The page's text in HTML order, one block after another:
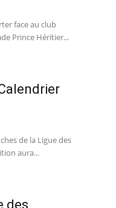
face au club
Prince Héritier...
de la Ligue des
aura...
des